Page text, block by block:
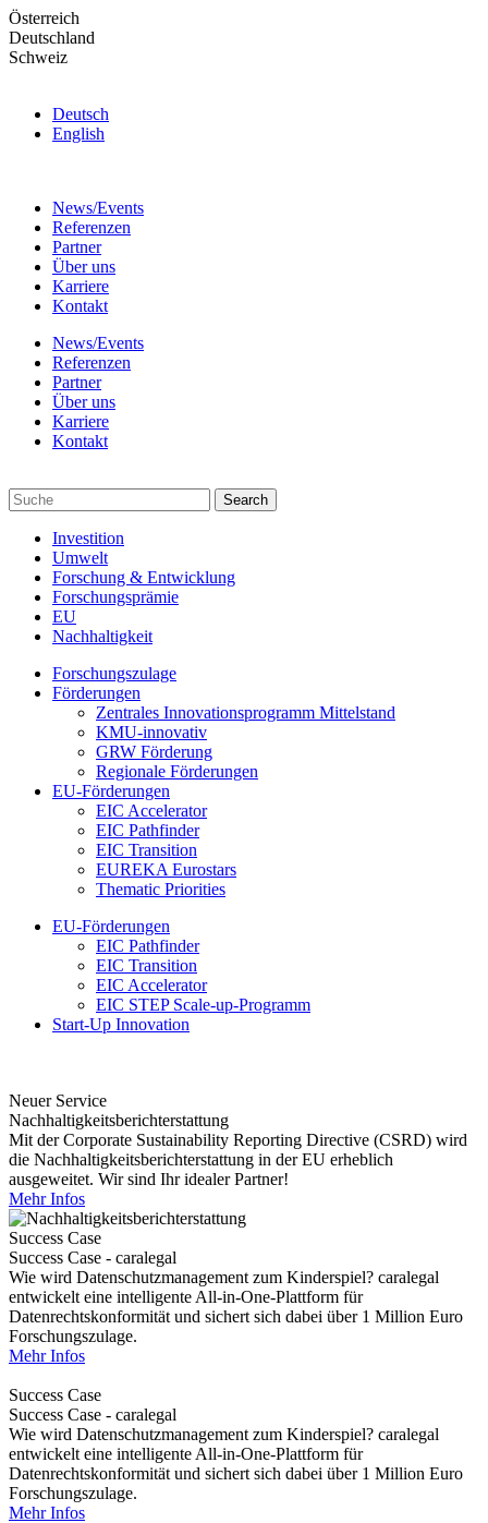
Skip
to
the
Österreich
Deutschland
Schweiz
Deutsch
English
News/Events
Referenzen
Partner
Über uns
Karriere
Kontakt
News/Events
Referenzen
Partner
Über uns
Karriere
Kontakt
Investition
Umwelt
Forschung & Entwicklung
Forschungsprämie
EU
Nachhaltigkeit
Forschungszulage
Förderungen
Zentrales Innovationsprogramm Mittelstand
KMU-innovativ
GRW Förderung
Regionale Förderungen
EU-Förderungen
EIC Accelerator
EIC Pathfinder
EIC Transition
EUREKA Eurostars
Thematic Priorities
EU-Förderungen
EIC Pathfinder
EIC Transition
EIC Accelerator
EIC STEP Scale-up-Programm
Start-Up Innovation
Neuer Service
Nachhaltigkeitsberichterstattung
Mit der Corporate Sustainability Reporting Directive (CSRD) wird
die Nachhaltigkeitsberichterstattung in der EU erheblich
ausgeweitet. Wir sind Ihr idealer Partner!
Mehr Infos
Success Case
Success Case - caralegal
Wie wird Datenschutzmanagement zum Kinderspiel? caralegal
entwickelt eine intelligente All-in-One-Plattform für
Datenrechtskonformität und sichert sich dabei über 1 Million Euro
Forschungszulage.
Mehr Infos
Success Case
Success Case - caralegal
Wie wird Datenschutzmanagement zum Kinderspiel? caralegal
entwickelt eine intelligente All-in-One-Plattform für
Datenrechtskonformität und sichert sich dabei über 1 Million Euro
Forschungszulage.
Mehr Infos